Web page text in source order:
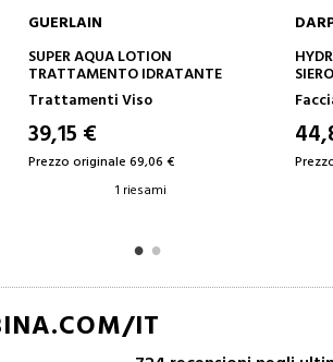
AGGIUNGI AL CARRELLO
GUERLAIN
SUPER AQUA LOTION
TRATTAMENTO IDRATANTE
Trattamenti Viso
39,15 €
Prezzo originale 69,06 €
1 riesami
IT